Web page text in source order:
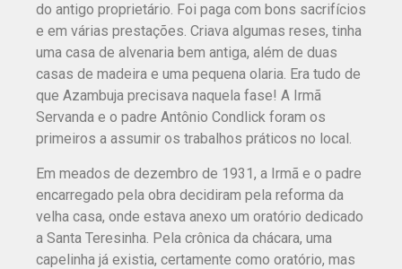
do antigo proprietário. Foi paga com bons sacrifícios
e em várias prestações. Criava algumas reses, tinha
uma casa de alvenaria bem antiga, além de duas
casas de madeira e uma pequena olaria. Era tudo de
que Azambuja precisava naquela fase! A Irmã
Servanda e o padre Antônio Condlick foram os
primeiros a assumir os trabalhos práticos no local.
Em meados de dezembro de 1931, a Irmã e o padre
encarregado pela obra decidiram pela reforma da
velha casa, onde estava anexo um oratório dedicado
a Santa Teresinha. Pela crônica da chácara, uma
capelinha já existia, certamente como oratório, mas